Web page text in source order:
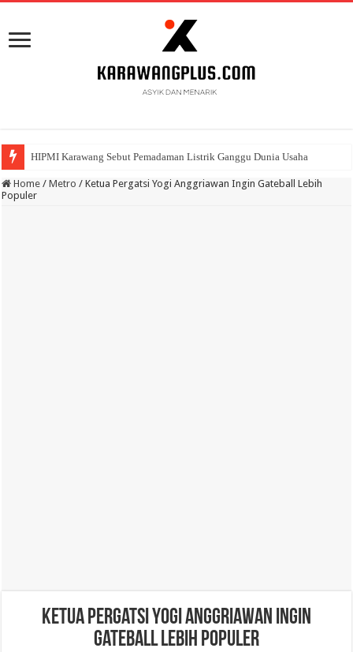
HIPMI Karawang Sebut Pemadaman Listrik Ganggu Dunia Usaha
BPK Ganjar WTP ke 11 Pada Laporan Keuangan Pemda Karawang
Home / Metro / Ketua Pergatsi Yogi Anggriawan Ingin Gateball Lebih
Populer
Ketua Pergatsi Yogi Anggriawan Ingin
Gateball Lebih Populer